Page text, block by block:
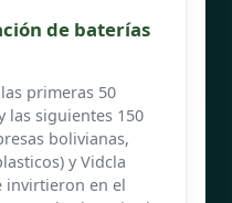
de baterías
primeras 50
las siguientes 150
bolivianas,
y Vidcla
invirtieron en el